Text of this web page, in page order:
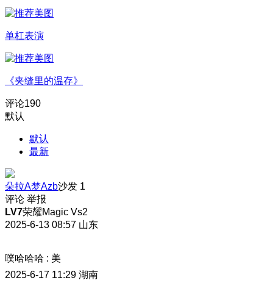
单杠表演
《夹缝里的温存》
评论190
默认
默认
最新
朵拉A梦Azb沙发 1
评论 举报
LV7荣耀Magic Vs2
2025-6-13 08:57 山东
噗哈哈哈 : 美
2025-6-17 11:29 湖南